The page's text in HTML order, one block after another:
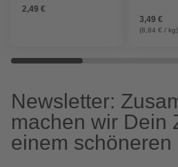
2,49 €
3,49 €
(8,84 € / kg)
Newsletter:
machen wir Dein
einem schöneren